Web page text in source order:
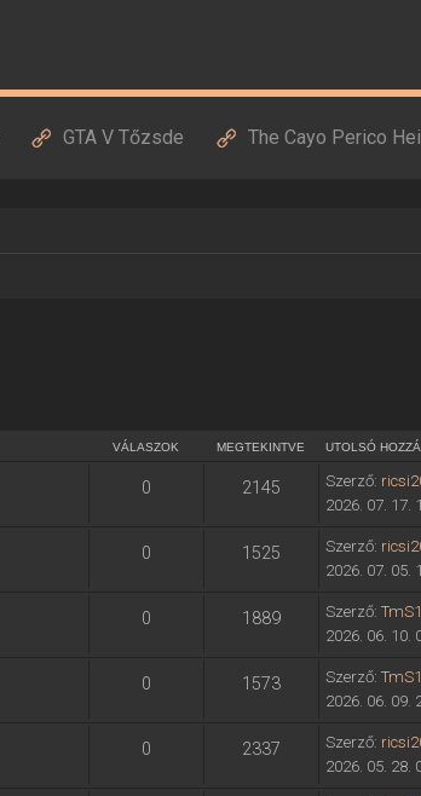
GTA V Tőzsde The Cayo Perico
VÁLASZOK MEGTEKINTVE UTOLSÓ
0 2145 Szerző:
2026. 07. 17.
0 1525 Szerző:
2026. 07. 05.
0 1889 Szerző:
2026. 06. 10.
0 1573 Szerző:
2026. 06. 09.
0 2337 Szerző:
2026. 05. 28.